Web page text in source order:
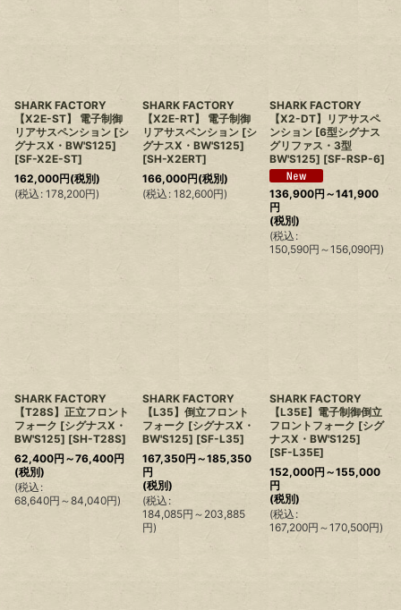
SHARK FACTORY
【X2E-ST】 電子制御
リアサスペンション [シ
グナスX・BW'S125]
[SF-X2E-ST]
162,000円(税別)
(税込 : 178,200円)
SHARK FACTORY
【X2E-RT】 電子制御
リアサスペンション [シ
グナスX・BW'S125]
[SH-X2ERT]
166,000円(税別)
(税込 : 182,600円)
SHARK FACTORY
【X2-DT】リアサスペ
ンション [6型シグナス
グリファス・3型
BW'S125] [SF-RSP-6]
136,900円 ～141,900
円
(税別)
(税込 :
150,590円 ～156,090円)
SHARK FACTORY
【T28S】正立フロント
フォーク [シグナスX・
BW'S125] [SH-T28S]
62,400円 ～76,400円
(税別)
(税込 :
68,640円 ～84,040円)
SHARK FACTORY
【L35】倒立フロント
フォーク [シグナスX・
BW'S125] [SF-L35]
167,350円 ～185,350
円
(税別)
(税込 :
184,085円 ～203,885
円)
SHARK FACTORY
【L35E】電子制御倒立
フロントフォーク [シグ
ナスX・BW'S125]
[SF-L35E]
152,000円 ～155,000
円
(税別)
(税込 :
167,200円 ～170,500円)